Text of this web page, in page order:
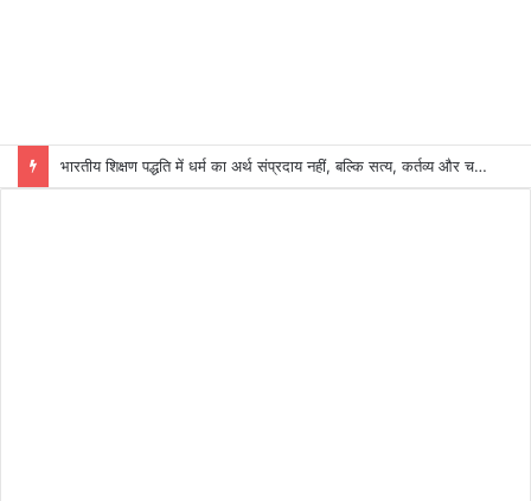
भारतीय शिक्षण पद्धति में धर्म का अर्थ संप्रदाय नहीं, बल्कि सत्य, कर्तव्य और चरित्र निर्माण है: विजय प्रकाश